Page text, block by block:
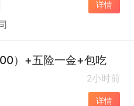
详情
）+五险一金+包吃
2小时前
详情